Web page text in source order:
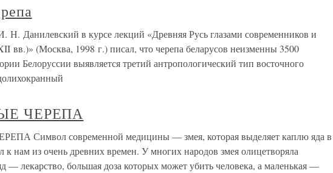
Н. Данилевский в курсе лекций «Древняя Русь глазами современников и
вв.)» (Москва, 1998 г.) писал, что черепа беларусов неизменны 3500
Белоруссии выявляется третий антропологический тип восточного
ЧЕРЕПА
Символ современной медицины — змея, которая выделяет каплю яда в
нам из очень древних времен. У многих народов змея олицетворяла
— лекарство, большая доза которых может убить человека, а маленькая —